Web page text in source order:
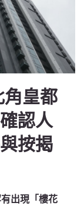
角皇都
認人
按揭
出現「樓花